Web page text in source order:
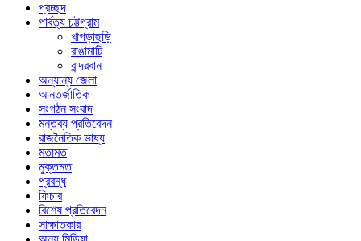
প্রচ্ছদ
পার্বত্য চট্টগ্রাম
খাগড়াছড়ি
রাঙামাটি
বান্দরবান
অন্যান্য জেলা
আন্তর্জাতিক
সংগঠন সংবাদ
মন্তব্য প্রতিবেদন
রাজনৈতিক ভাষ্য
মতামত
মুক্তমত
প্রবন্ধ
ফিচার
বিশেষ প্রতিবেদন
সাক্ষাতকার